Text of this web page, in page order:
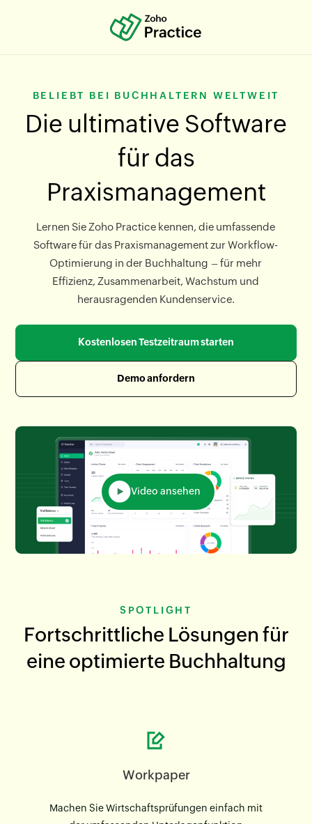
BELIEBT BEI BUCHHALTERN WELTWEIT
Die ultimative Software
für das
Praxismanagement
Lernen Sie Zoho Practice kennen, die umfassende
Software für das Praxismanagement zur Workflow-
Optimierung in der Buchhaltung – für mehr
Effizienz, Zusammenarbeit, Wachstum und
herausragenden Kundenservice.
Kostenlosen Testzeitraum starten
Demo anfordern
Video ansehen
SPOTLIGHT
Fortschrittliche Lösungen für
eine optimierte Buchhaltung
Workpaper
Machen Sie Wirtschaftsprüfungen einfach mit